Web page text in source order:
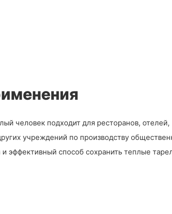
человек подходит для ресторанов, отелей,
учреждений по производству
эффективный способ сохранить теплые